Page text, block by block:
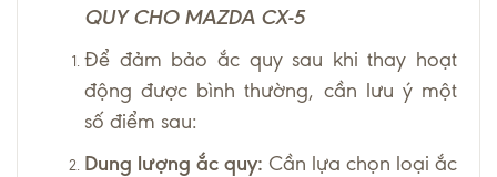
QUY CHO MAZDA CX-5
Để đảm bảo ắc quy sau khi thay hoạt
động được bình thường, cần lưu ý một
số điểm sau:
Dung lượng ắc quy: Cần lựa chọn loại ắc